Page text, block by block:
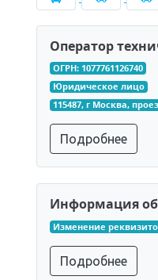
Оператор
ОГРН: 1077761126740
Юридическое лицо
115487, г Москва,
Подробнее
Информация
Изменение
Подробнее